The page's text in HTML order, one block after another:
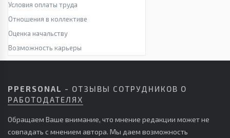
Условия оплаты труда
Отношения в коллективе
Оценка начальству
Возможность карьеры
PPERSONAL - ОТЗЫВЫ СОТРУДНИКОВ О
РАБОТОДАТЕЛЯХ
Обращаем Ваше внимание, что мнение редакции может не
совпадать с мнением автора. Мы даем возможность